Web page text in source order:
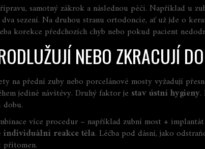
samotný zákrok a následnou péči. Například u
dva sezení. Na druhou stranu ortodoncie, ať už jde o
korekce předchozích chyb nebo pokud pacient
NEBO ZKRACUJÍ
na přední zuby nebo porcelánové mosty vyžadují
jediné návštěvy. Druhý faktor je stav ústní hygieny.
více procedur – například zubní most +
individuální reakce těla. Léčba pod dásní, jako
přítomen.